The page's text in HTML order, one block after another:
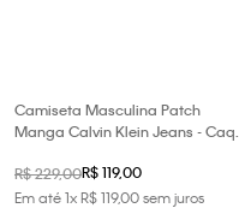
Camiseta Masculina Patch
Manga Calvin Klein Jeans - Caqui
R$229,00R$119,00
Em até1xR$119,00sem juros